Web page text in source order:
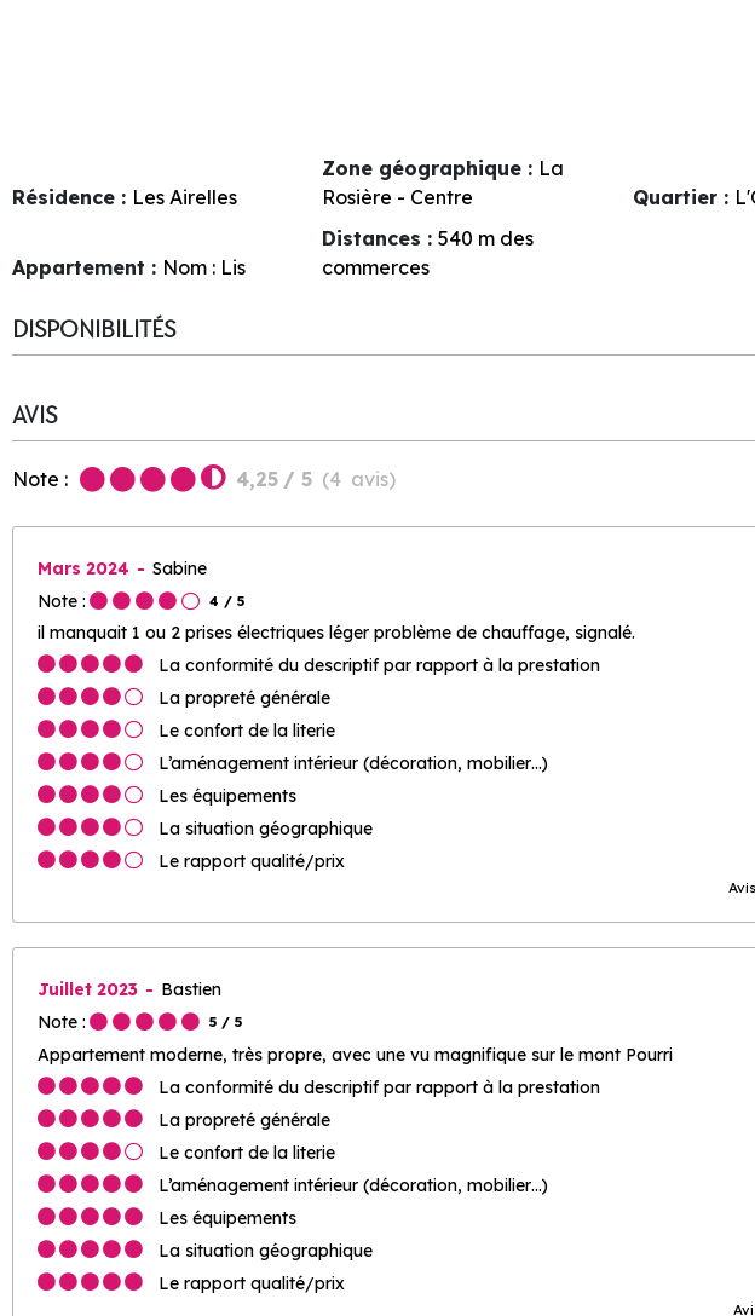
Résidence : Les Airelles
Zone géographique : La
Rosière - Centre
Quartier :
Appartement : Nom : Lis
Distances :540 m des
commerces
DISPONIBILITÉS
AVIS
Note : 4,25 / 5 (4 avis)
Mars 2024
Sabine
Note :
4 / 5
il manquait 1 ou 2 prises électriques léger problème de chauffage, signalé.
La conformité du descriptif par rapport à la prestation
La propreté générale
Le confort de la literie
L’aménagement intérieur (décoration, mobilier…)
Les équipements
La situation géographique
Le rapport qualité/prix
Juillet 2023
Bastien
Note :
5 / 5
Appartement moderne, très propre, avec une vu magnifique sur le mont Pourri
La conformité du descriptif par rapport à la prestation
La propreté générale
Le confort de la literie
L’aménagement intérieur (décoration, mobilier…)
Les équipements
La situation géographique
Le rapport qualité/prix